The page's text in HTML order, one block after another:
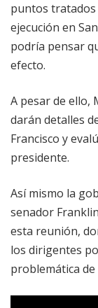
puntos tratados
ejecución en
podría pensar
efecto.
A pesar de ello,
darán detalles
Francisco y
presidente.
Así mismo la
senador
esta reunión,
los dirigentes
problemática de